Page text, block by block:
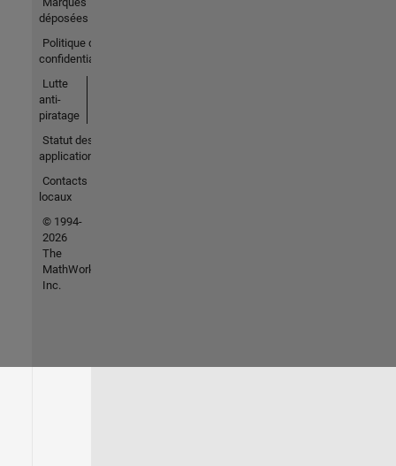
déposées
Politique de
confidentialité
Lutte
anti-
piratage
Statut des
applications
Contacts
locaux
© 1994-
2026
The
MathWorks,
Inc.